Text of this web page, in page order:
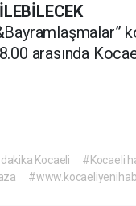
arasında
Kocaeli #Kocaeli